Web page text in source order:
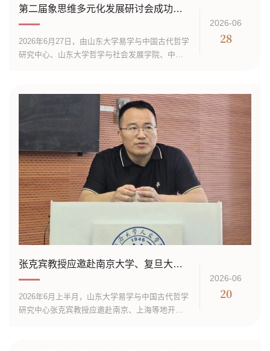
第二届象思维多元化发展研讨会成功举办
2026年6月27日，由山东大学易学与中国古代哲学
研究中心、山东大学哲学与社会发展学院、中国
自清华大学、中国人民大学、中山大学、山东大
学、中国政法大学、南昌大学、华东师范大学、
湖北汽车工业学院等高校三十余名学者参加了本
次会议。开幕式由山东大学易学与中国古代哲学
研究中心副教授董春主持，山东大学易学与中国
古代哲学研究中心执...
2026-06
28
张克宾教授应邀赴南京大学、复旦大学、同济大学作主题讲座
2026年6月上半月，山东大学易学与中国古代哲学
研究中心张克宾教授应邀赴南京、上海等地开展
2026-06
20